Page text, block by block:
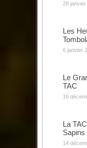
28
Les
6 janvier
Le
TAC
16
La
Sapins
14